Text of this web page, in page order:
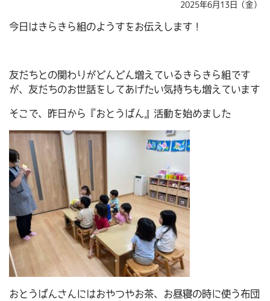
2025年6月13日（金）
今日はきらきら組のようすをお伝えします！
友だちとの関わりがどんどん増えているきらきら組です
が、友だちのお世話をしてあげたい気持ちも増えています
そこで、昨日から『おとうばん』活動を始めました
おとうばんさんにはおやつやお茶、お昼寝の時に使う布団